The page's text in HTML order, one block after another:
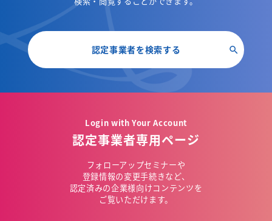
認定事業者を検索する
Login with Your Account
認定事業者専用ページ
フォローアップセミナーや
登録情報の変更手続きなど、
認定済みの企業様向けコンテンツを
ご覧いただけます。